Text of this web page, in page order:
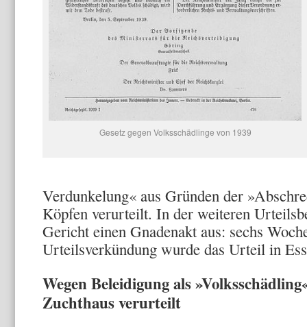
Gesetz gegen Volksschädlinge von 1939
Verdunkelung« aus Gründen der
Köpfen verurteilt. In der weiteren
Gericht einen Gnadenakt aus: sechs
Urteilsverkündung wurde das Ur­teil in
Wegen Beleidigung als
Zuchthaus verurteilt